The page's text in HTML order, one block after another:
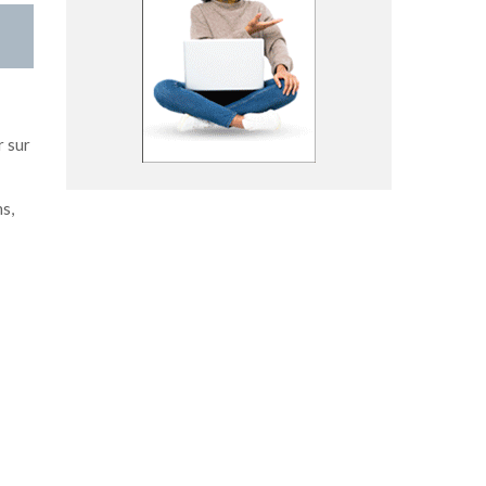
sur